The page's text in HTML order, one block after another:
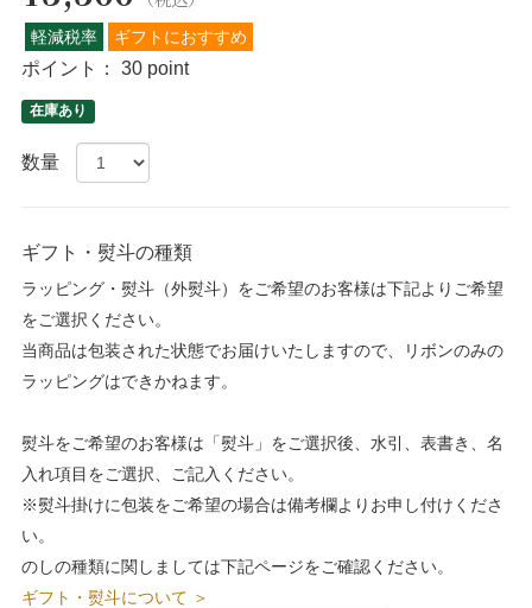
軽減税率 ギフトにおすすめ
ポイント： 30 point
在庫あり
数量
ギフト・熨斗の種類
ラッピング・熨斗（外熨斗）をご希望のお客様は下記よりご希望
をご選択ください。
当商品は包装された状態でお届けいたしますので、リボンのみの
ラッピングはできかねます。
熨斗をご希望のお客様は「熨斗」をご選択後、水引、表書き、名
入れ項目をご選択、ご記入ください。
※熨斗掛けに包装をご希望の場合は備考欄よりお申し付けくださ
い。
のしの種類に関しましては下記ページをご確認ください。
ギフト・熨斗について ＞